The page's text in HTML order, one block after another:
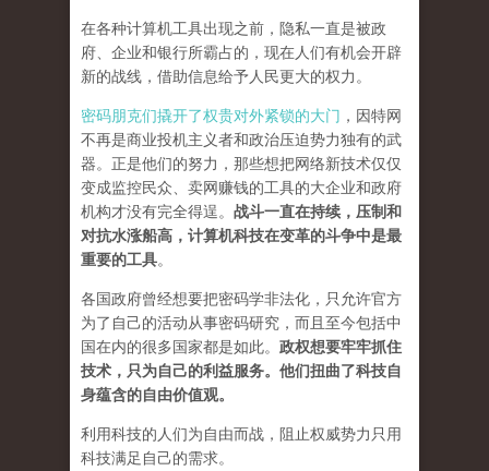
在各种计算机工具出现之前，隐私一直是被政
府、企业和银行所霸占的，现在人们有机会开辟
新的战线，借助信息给予人民更大的权力。
密码朋克们撬开了权贵对外紧锁的大门 ，因特网
不再是商业投机主义者和政治压迫势力独有的武
器。正是他们的努力，那些想把网络新技术仅仅
变成监控民众、卖网赚钱的工具的大企业和政府
机构才没有完全得逞。 战斗一直在持续，压制和
对抗水涨船高，计算机科技在变革的斗争中是最
重要的工具。
各国政府曾经想要把密码学非法化，只允许官方
为了自己的活动从事密码研究，而且至今包括中
国在内的很多国家都是如此。 政权想要牢牢抓住
技术，只为自己的利益服务。他们扭曲了科技自
身蕴含的自由价值观。
利用科技的人们为自由而战，阻止权威势力只用
科技满足自己的需求。